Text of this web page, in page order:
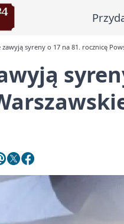
syreny o 17 na 81. rocznicę